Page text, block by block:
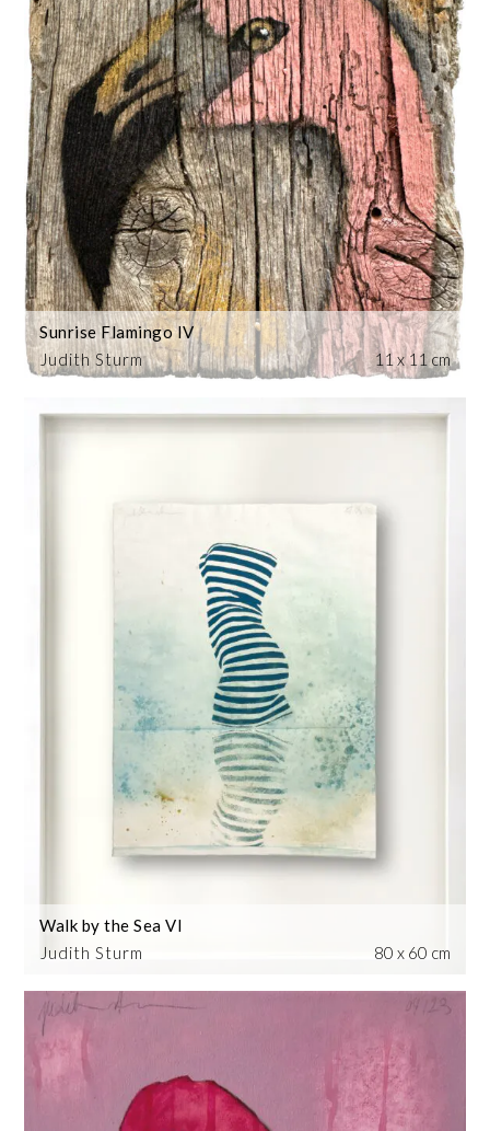
Judith Sturm
Sunrise Flamingo IV
11 x 11 cm
Judith Sturm
Walk by the Sea VI
80 x 60 cm